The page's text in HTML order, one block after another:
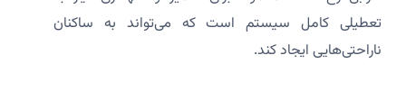
تعطیلی کامل سیستم است که می‌تواند به ساکنان
ناراحتی‌هایی ایجاد کند.